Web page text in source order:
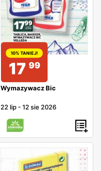
10% TANIEJ!
17 99
Wymazywacz Bic
22 lip -12 sie 2026